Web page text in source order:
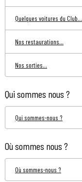
Quelques voitures du Club...
Nos restaurations...
Nos sorties...
Qui sommes nous ?
Qui sommes-nous ?
Où sommes nous ?
Où sommes-nous ?